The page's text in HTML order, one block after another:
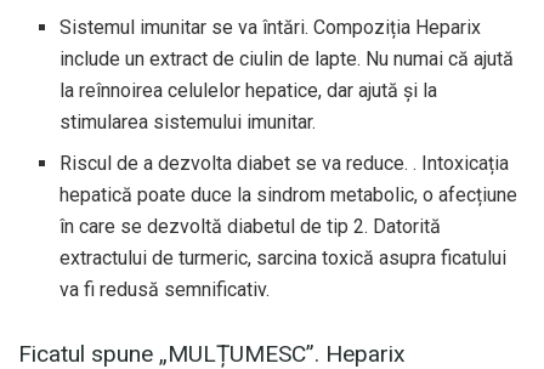
Sistemul imunitar se va întări. Compoziția Heparix
include un extract de ciulin de lapte. Nu numai că ajută
la reînnoirea celulelor hepatice, dar ajută și la
stimularea sistemului imunitar.
Riscul de a dezvolta diabet se va reduce. . Intoxicația
hepatică poate duce la sindrom metabolic, o afecțiune
în care se dezvoltă diabetul de tip 2. Datorită
extractului de turmeric, sarcina toxică asupra ficatului
va fi redusă semnificativ.
Ficatul spune „MULȚUMESC”. Heparix